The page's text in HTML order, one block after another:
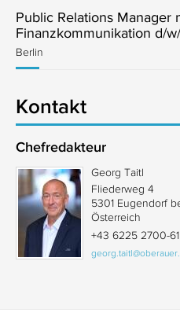
Public Relations Manager
Finanzkommunikation d/
Berlin
Kontakt
Chefredakteur
Georg Taitl
Fliederweg 4
5301 Eugendorf
Österreich
+43 6225 2700-61